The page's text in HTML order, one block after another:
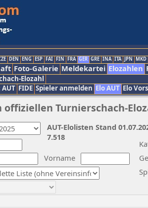
DEN ENG ESP FAI FIN FRA GER GRE INA ITA JPN MKD
Foto-Galerie Meldekartei Elozahlen
Elozahl
FIDE Spieler anmelden Elo AUT Elo
Turnierschach-
Vorname
AUT-Elolisten Stand
7.518